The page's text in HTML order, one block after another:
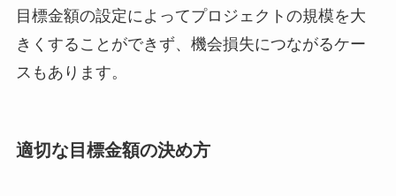
目標金額の設定によってプロジェクトの規模を大
きくすることができず、機会損失につながるケー
スもあります。
適切な目標金額の決め方